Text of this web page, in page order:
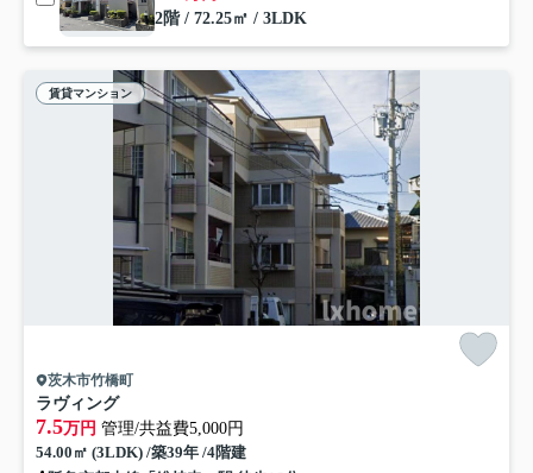
2階 / 72.25㎡ / 3LDK
賃貸マンション
茨木市竹橋町
ラヴィング
7.5万円 管理/共益費5,000円
54.00㎡ (3LDK) /築39年 /4階建